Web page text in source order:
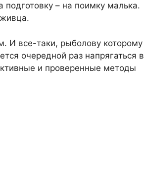
подготовку – на поимку малька.
И все-таки, рыболову которому
очередной раз напрягаться в
и проверенные методы